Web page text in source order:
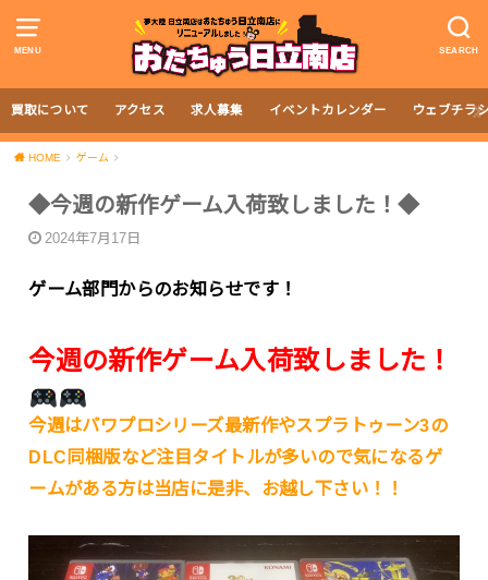
MENU SEARCH
買取について アクセス 求人募集 イベントカレンダー ウェブチラ
HOME ゲーム
◆今週の新作ゲーム入荷致しました！◆
2024年7月17日
ゲーム部門からのお知らせです！
今週の新作ゲーム入荷致しました！
今週はパワプロシリーズ最新作やスプラトゥーン3の
DLC同梱版など注目タイトルが多いので気になるゲ
ームがある方は当店に是非、お越し下さい！！